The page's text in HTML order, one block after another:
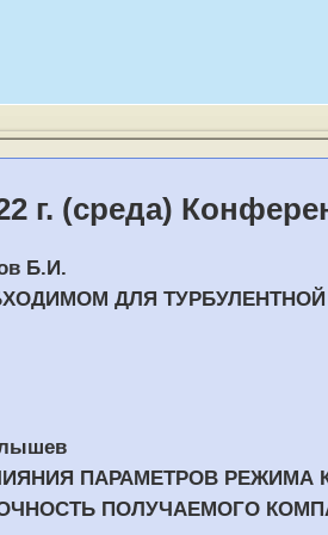
г. (среда)
Б.И.
ДЛЯ
ПАРАМЕТРОВ
ПОЛУЧАЕМОГО